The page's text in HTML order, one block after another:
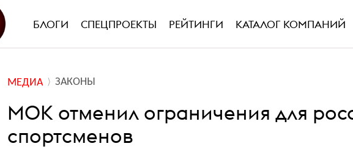
БЛОГИ СПЕЦПРОЕКТЫ РЕЙТИНГИ КАТАЛОГ КОМПАНИЙ
МЕДИА ЗАКОНЫ
МОК отменил ограничения для
спортсменов